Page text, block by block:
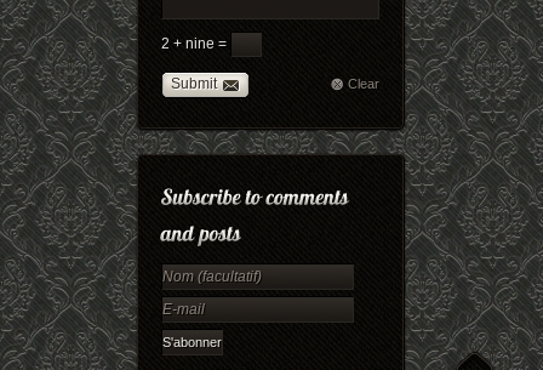
2 + nine =
Submit Clear